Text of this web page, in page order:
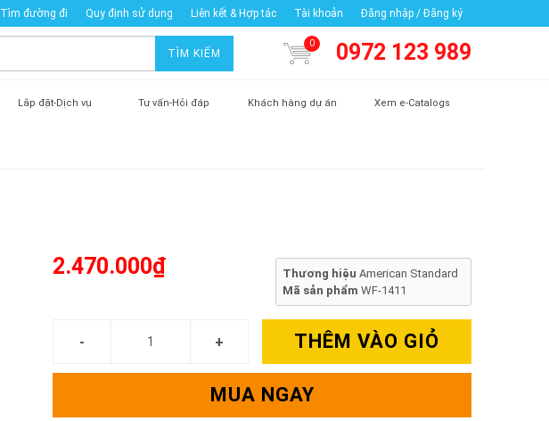
Tìm đường đi Quy định sử dụng Liên kết & Hợp tác Tài khoản Đăng nhập / Đăng ký
TÌM KIẾM
0 0972 123 989
Lắp đặt-Dịch vụ Tư vấn-Hỏi đáp Khách hàng dự án Xem e-Catalogs
2.470.000₫ Thương hiệu American Standard
Mã sản phẩm WF-1411
THÊM VÀO GIỎ
MUA NGAY